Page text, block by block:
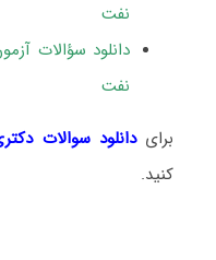
نفت
نفت
برایدانلود سوالات
کنید.